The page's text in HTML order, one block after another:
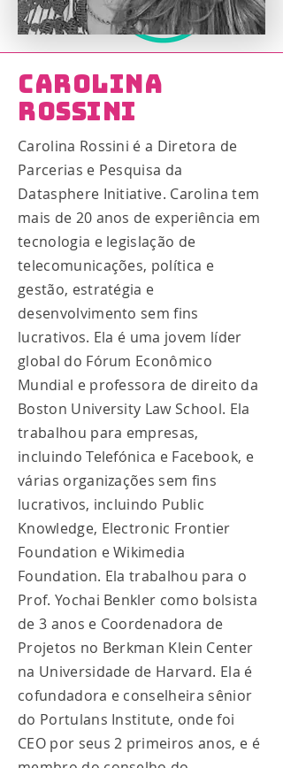
Carolina
Rossini
Carolina Rossini é a Diretora de
Parcerias e Pesquisa da
Datasphere Initiative. Carolina tem
mais de 20 anos de experiência em
tecnologia e legislação de
telecomunicações, política e
gestão, estratégia e
desenvolvimento sem fins
lucrativos. Ela é uma jovem líder
global do Fórum Econômico
Mundial e professora de direito da
Boston University Law School. Ela
trabalhou para empresas,
incluindo Telefónica e Facebook, e
várias organizações sem fins
lucrativos, incluindo Public
Knowledge, Electronic Frontier
Foundation e Wikimedia
Foundation. Ela trabalhou para o
Prof. Yochai Benkler como bolsista
de 3 anos e Coordenadora de
Projetos no Berkman Klein Center
na Universidade de Harvard. Ela é
cofundadora e conselheira sênior
do Portulans Institute, onde foi
CEO por seus 2 primeiros anos, e é